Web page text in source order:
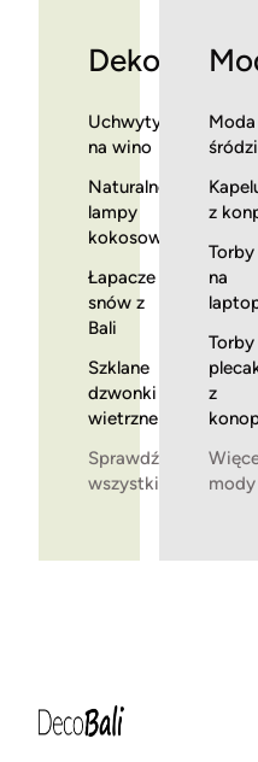
Dekoracje
Uchwyty
na wino
Naturalne
lampy
kokosowe
Łapacze
snów z
Bali
Szklane
dzwonki
wietrzne
Sprawdź
wszystkie
Moda
z
Torby
na
Torby
z
mody